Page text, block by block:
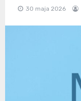
30 maja 2026